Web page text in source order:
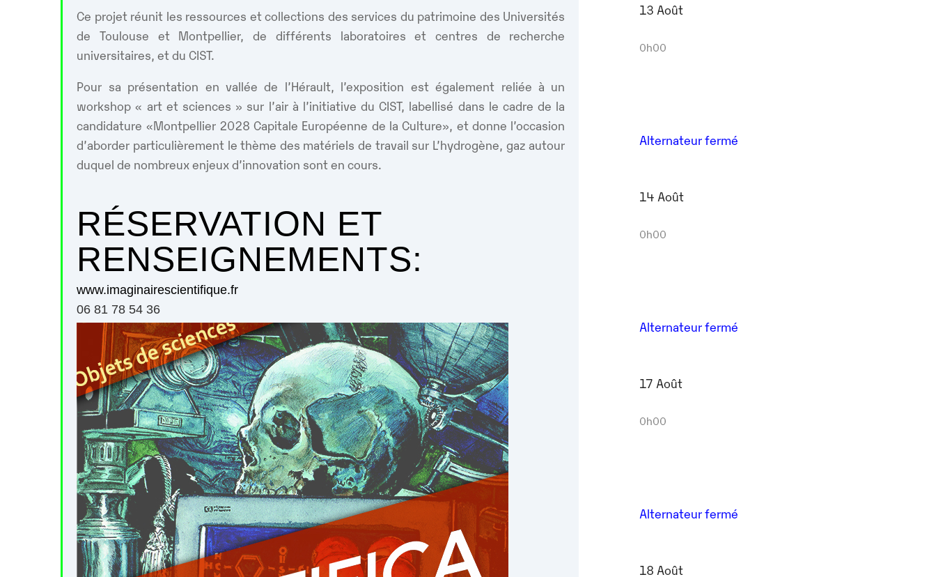
Ce projet réunit les ressources et collections des services du patrimoine des Universités
de Toulouse et Montpellier, de différents laboratoires et centres de recherche
universitaires, et du CIST.
Pour sa présentation en vallée de l’Hérault, l’exposition est également reliée à un
workshop « art et sciences » sur l’air à l’initiative du CIST, labellisé dans le cadre de la
candidature «Montpellier 2028 Capitale Européenne de la Culture», et donne l’occasion
d’aborder particulièrement le thème des matériels de travail sur L’hydrogène, gaz autour
duquel de nombreux enjeux d’innovation sont en cours.
RÉSERVATION ET
RENSEIGNEMENTS:
www.imaginairescientifique.fr
06 81 78 54 36
13 Août
0h00
Alternateur fermé
14 Août
0h00
Alternateur fermé
17 Août
0h00
Alternateur fermé
18 Août